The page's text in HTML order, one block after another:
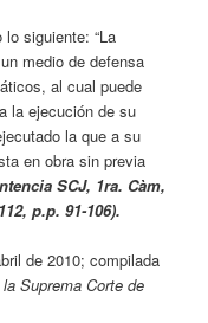
siguiente: “La
medio de defensa
al cual puede
la ejecución de su
la que a su
en obra sin previa
SCJ, 1ra. Càm,
p.p. 91-106).
de 2010; compilada
Suprema Corte de